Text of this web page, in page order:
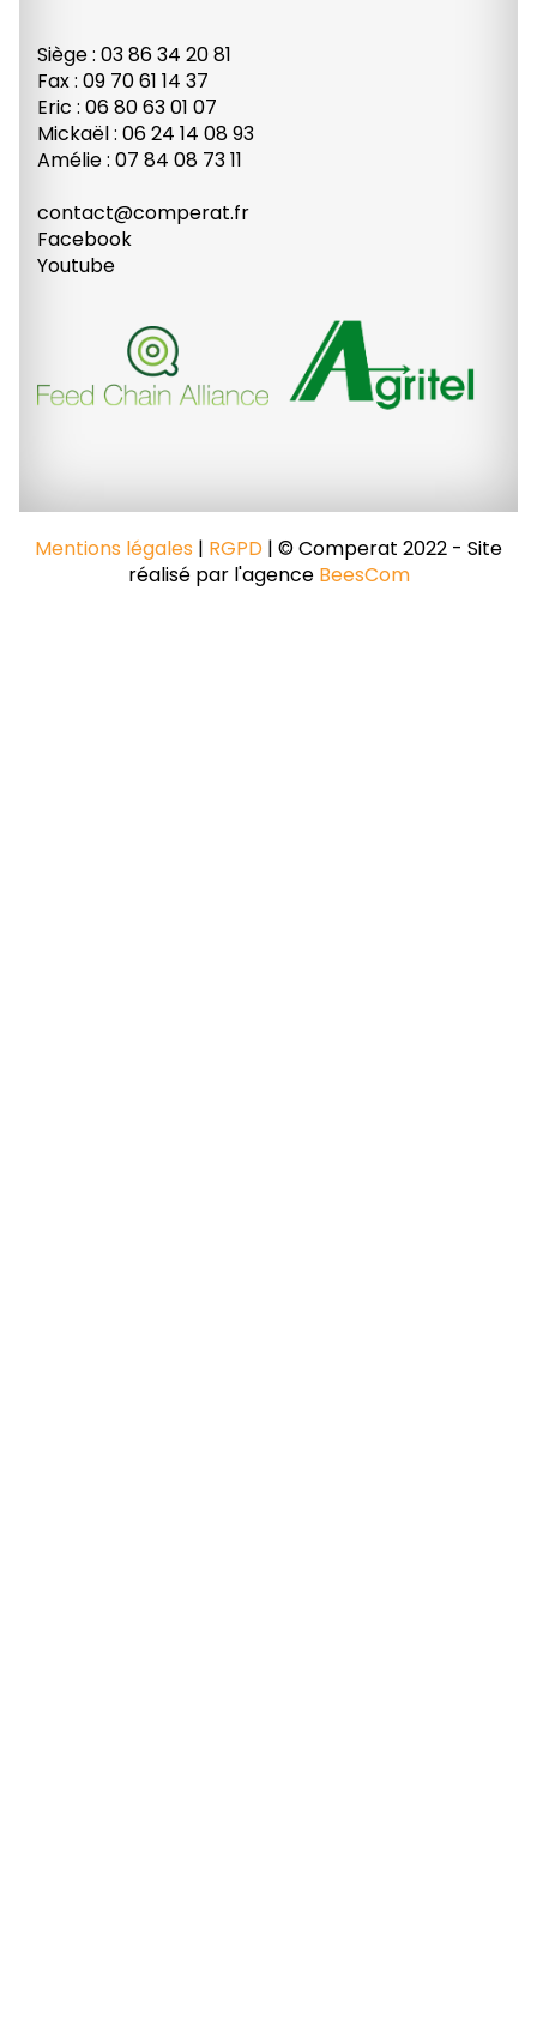
Siège : 03 86 34 20 81
Fax : 09 70 61 14 37
Eric : 06 80 63 01 07
Mickaël : 06 24 14 08 93
Amélie : 07 84 08 73 11
contact@comperat.fr
Facebook
Youtube
Mentions légales | RGPD | © Comperat 2022 - Site
réalisé par l'agence BeesCom